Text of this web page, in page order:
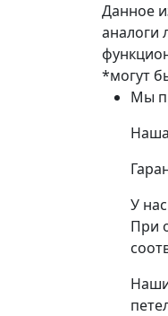
Данное
аналоги
*могут
Мы
У
При